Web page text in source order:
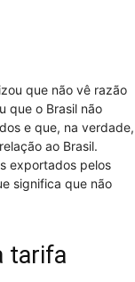
que não vê razão
que o Brasil não
e que, na verdade,
ao Brasil.
exportados pelos
significa que não
tarifa